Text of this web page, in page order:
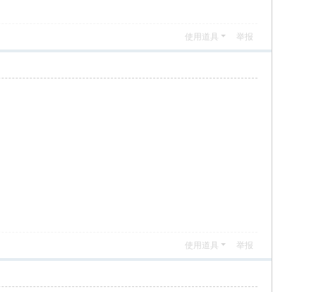
使用道具 举报
使用道具 举报